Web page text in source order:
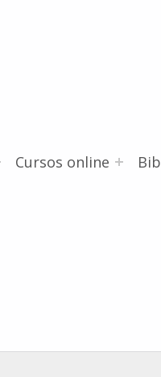
Cursos online